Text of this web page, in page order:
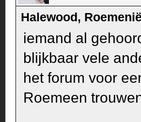
Halewood, Roemenië
iemand al
blijkbaar vele
het forum voor
Roemeen